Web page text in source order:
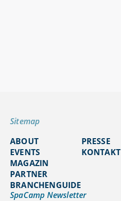
Sitemap
ABOUT
EVENTS
MAGAZIN
PARTNER
BRANCHENGUIDE
PRESSE
KONTAKT
SpaCamp Newsletter